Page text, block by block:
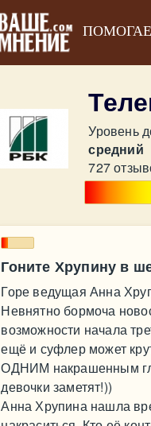
Уровень
средний
727
Гоните Хрупину в
Горе ведущая Анна
Невнятно бормоча
возможности начала
ещё и суфлер может
ОДНИМ накрашенным
девочки заметят!))
Анна Хрупина нашла